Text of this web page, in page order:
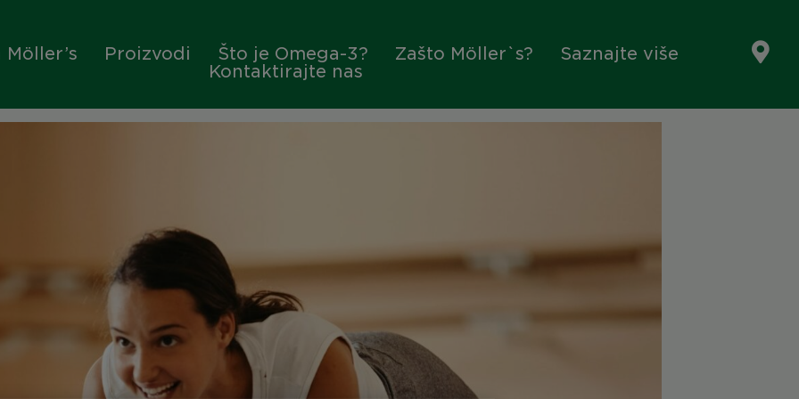
Proizvodi Što je Omega-3? Zašto Möller`s?
Saznajte više
Kontaktirajte nas